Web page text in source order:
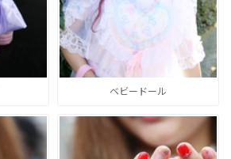
ベビードール